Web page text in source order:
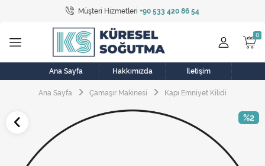
Müşteri Hizmetleri +90 533 420 86 54
Tüm Kategoriler
Bulaşık Makinesi
Buzdolabı
Çamaşır Kurutma Makinesi
Ana Sayfa Hakkımızda İletişim
Ana Sayfa Çamaşır Makinesi Kapı Emniyet Kilidi
%2